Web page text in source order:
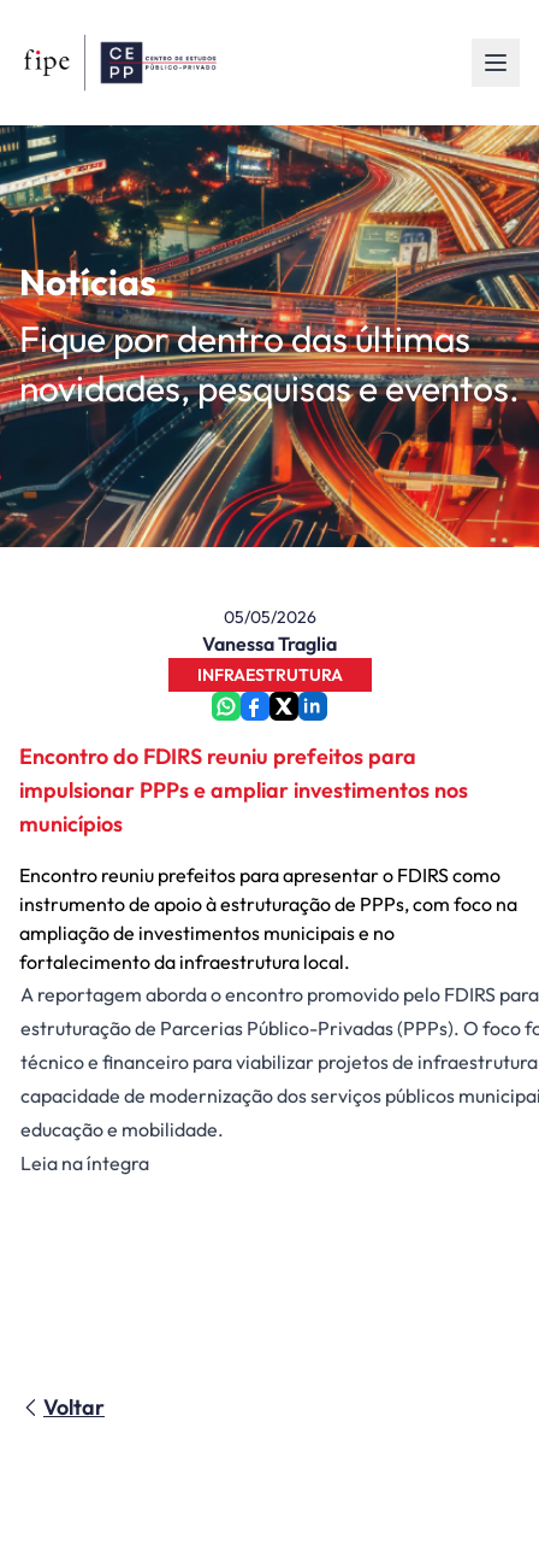
Notícias
Fique por dentro das últimas
novidades, pesquisas e eventos.
05/05/2026
Vanessa Traglia
INFRAESTRUTURA
Encontro do FDIRS reuniu prefeitos para
impulsionar PPPs e ampliar investimentos nos
municípios
Encontro reuniu prefeitos para apresentar o FDIRS como
instrumento de apoio à estruturação de PPPs, com foco na
ampliação de investimentos municipais e no
fortalecimento da infraestrutura local.
A reportagem aborda o encontro promovido pelo FDIRS
estruturação de Parcerias Público-Privadas (PPPs). O foco
técnico e financeiro para viabilizar projetos de
capacidade de modernização dos serviços públicos
educação e mobilidade.
Leia na íntegra
Voltar